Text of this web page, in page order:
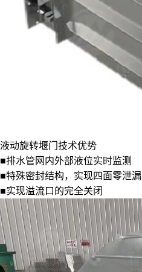
液动旋转堰门技术优势
■排水管网内外部液位实时监测
■特殊密封结构，实现四面零泄漏
■实现溢流口的完全关闭